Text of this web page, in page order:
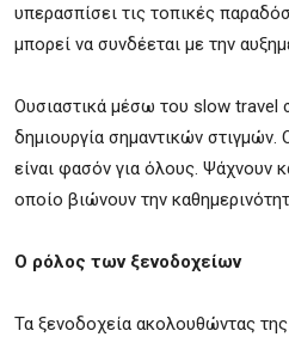
υπερασπίσει τις τοπικές
μπορεί να συνδέεται με την
Ουσιαστικά μέσω του slow travel
δημιουργία σημαντικών
είναι φασόν για όλους. Ψάχνουν
οποίο βιώνουν την
Ο ρόλος των ξενοδοχείων
Τα ξενοδοχεία ακολουθώντας